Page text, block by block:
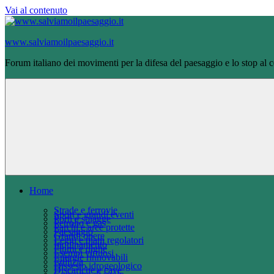
Vai al contenuto
www.salviamoilpaesaggio.it
Forum italiano dei movimenti per la difesa del paesaggio e lo stop al
Home
Discariche e cave
Dissesto idrogeologico
Edilizia
Energie rinnovabili
Esempi virtuosi
Fiumi e dighe
Inquinamento
Leggi e piani regolatori
Grandi opere
Paesaggio
Parchi e aree protette
Petrolio e gas
Porti e spiagge
Sport e grandi eventi
Strade e ferrovie